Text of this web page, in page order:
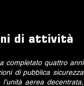
di attività
completato quattro anni
di pubblica sicurezza
aerea decentrata,